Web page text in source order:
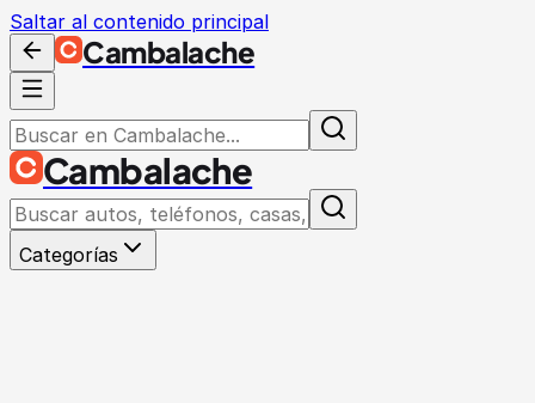
Saltar al contenido principal
Cambalache
Cambalache
Categorías